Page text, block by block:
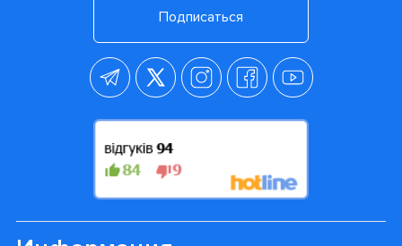
Подписаться